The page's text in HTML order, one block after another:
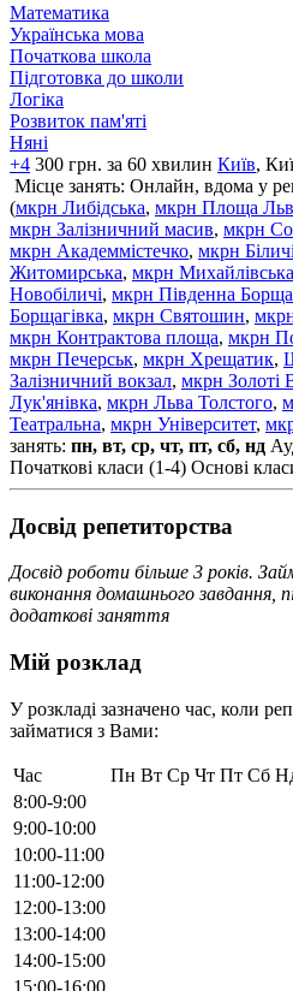
Математика
Українська мова
Початкова школа
Підготовка до школи
Логіка
Розвиток пам'яті
Няні
+4 300 грн. за 60 хвилин Київ,
Місце занять: Онлайн, вдома у
(мкрн Либідська, мкрн Площа
мкрн Залізничний масив, мкрн
мкрн Академмістечко, мкрн Біличі
Житомирська, мкрн
Новобіличі, мкрн Південна
Борщагівка, мкрн Святошин,
мкрн Контрактова площа, мкрн
мкрн Печерськ, мкрн Хрещатик,
Залізничний вокзал, мкрн Золоті
Лук'янівка, мкрн Льва Толстого,
Театральна, мкрн Університет,
занять: пн, вт, ср, чт, пт, сб, нд
Початкові класи (1-4) Основі
Досвід репетиторства
Досвід роботи більше 3 років.
виконання домашнього завдання,
додаткові заняття
Мій розклад
У розкладі зазначено час, коли
займатися з Вами:
Час Пн Вт Ср Чт Пт Сб
8:00-9:00
9:00-10:00
10:00-11:00
11:00-12:00
12:00-13:00
13:00-14:00
14:00-15:00
15:00-16:00